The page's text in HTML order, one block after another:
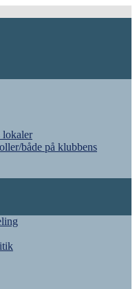
lokaler
både på klubbens